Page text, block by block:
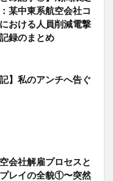
某中東系航空会社コ
おける人員削減電撃
録のまとめ
記】私のアンチへ告ぐ
会社解雇プロセスと
レイの全貌①〜突然